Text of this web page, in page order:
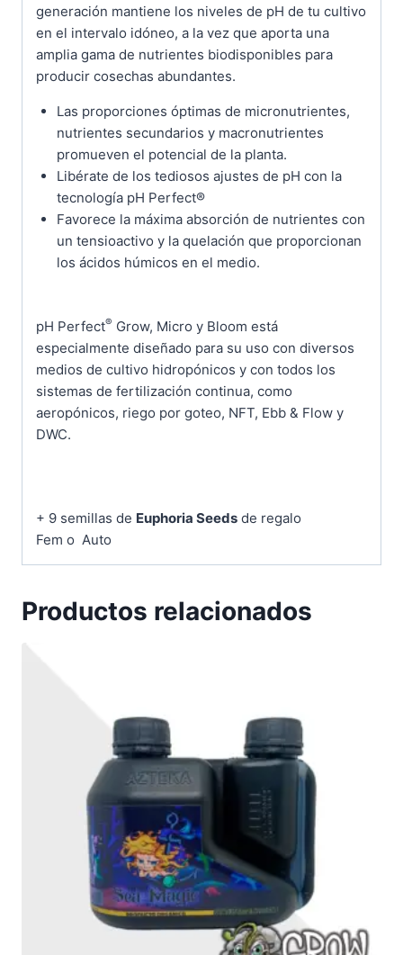
generación mantiene los niveles de pH de tu cultivo
en el intervalo idóneo, a la vez que aporta una
amplia gama de nutrientes biodisponibles para
producir cosechas abundantes.
Las proporciones óptimas de micronutrientes,
nutrientes secundarios y macronutrientes
promueven el potencial de la planta.
Libérate de los tediosos ajustes de pH con la
tecnología pH Perfect®
Favorece la máxima absorción de nutrientes con
un tensioactivo y la quelación que proporcionan
los ácidos húmicos en el medio.
pH Perfect® Grow, Micro y Bloom está
especialmente diseñado para su uso con diversos
medios de cultivo hidropónicos y con todos los
sistemas de fertilización continua, como
aeropónicos, riego por goteo, NFT, Ebb & Flow y
DWC.
+ 9 semillas de Euphoria Seeds de regalo
Fem o Auto
Productos relacionados